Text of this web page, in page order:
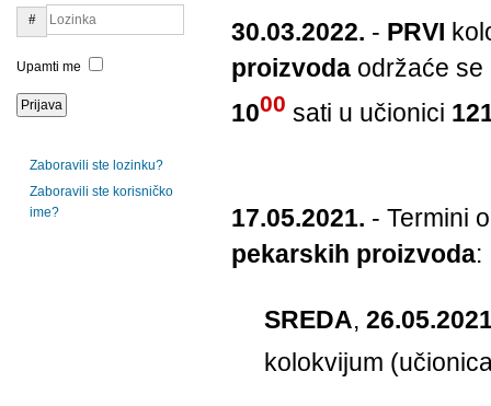
30.03.2022. - PRVI
proizvoda održaće
1000 sati u učionici
17.05.2021. - Termini
pekarskih proizvoda:
SREDA,
kolokvijum
Upamti me
Zaboravili ste lozinku?
Zaboravili ste korisničko
ime?